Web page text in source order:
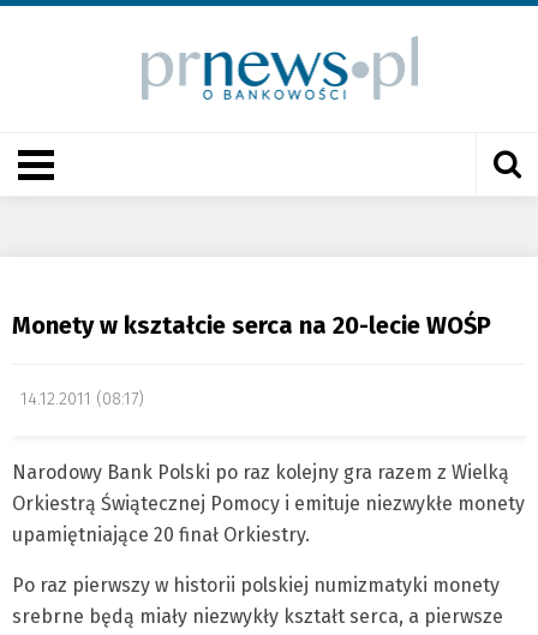
Monety w kształcie serca na 20-lecie WOŚP
14.12.2011 (08:17)
Narodowy Bank Polski po raz kolejny gra razem z Wielką
Orkiestrą Świątecznej Pomocy i emituje niezwykłe monety
upamiętniające 20 finał Orkiestry.
Po raz pierwszy w historii polskiej numizmatyki monety
srebrne będą miały niezwykły kształt serca, a pierwsze